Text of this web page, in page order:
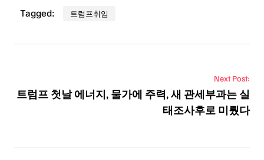
Tagged: 트럼프취임
Next Post:
트럼프 첫날 에너지, 물가에 주력, 새 관세부과는 실
태조사후로 미뤘다